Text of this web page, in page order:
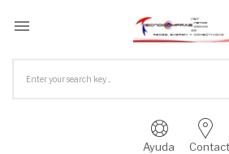

Ayuda